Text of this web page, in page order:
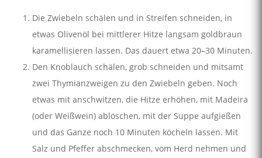
Die Zwiebeln schälen und in Streifen schneiden, in
etwas Olivenöl bei mittlerer Hitze langsam goldbraun
karamellisieren lassen. Das dauert etwa 20–30 Minuten.
Den Knoblauch schälen, grob schneiden und mitsamt
zwei Thymianzweigen zu den Zwiebeln geben. Noch
etwas mit anschwitzen, die Hitze erhöhen, mit Madeira
(oder Weißwein) ablöschen, mit der Suppe aufgießen
und das Ganze noch 10 Minuten köcheln lassen. Mit
Salz und Pfeffer abschmecken, vom Herd nehmen und